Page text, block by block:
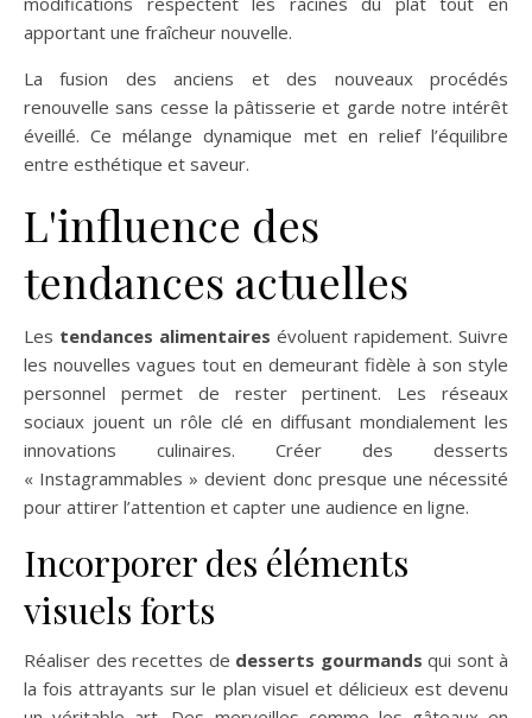
apportant une fraîcheur nouvelle.
La fusion des anciens et des nouveaux procédés
renouvelle sans cesse la pâtisserie et garde notre intérêt
éveillé. Ce mélange dynamique met en relief l’équilibre
entre esthétique et saveur.
L'influence des
tendances actuelles
Les tendances alimentaires évoluent rapidement. Suivre
les nouvelles vagues tout en demeurant fidèle à son style
personnel permet de rester pertinent. Les réseaux
sociaux jouent un rôle clé en diffusant mondialement les
innovations culinaires. Créer des desserts
« Instagrammables » devient donc presque une nécessité
pour attirer l’attention et capter une audience en ligne.
Incorporer des éléments
visuels forts
Réaliser des recettes de desserts gourmands qui sont à
la fois attrayants sur le plan visuel et délicieux est devenu